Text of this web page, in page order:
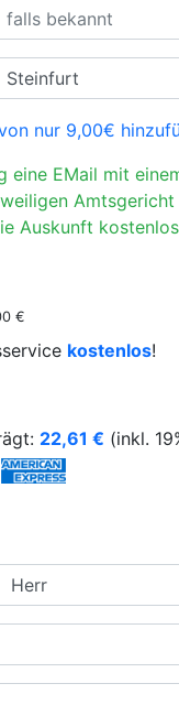
nur 9,00€
eine EMail mit
Auskunft
€
kostenlos!
22,61 € (inkl.